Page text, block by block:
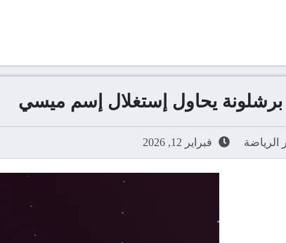
يحاول إستغلال إسم ميسي
الرياضة فبراير 12, 2026